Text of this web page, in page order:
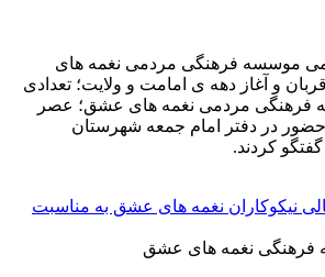
موسسه فرهنگی مردمی نغمه های
و آغاز دهه ی امامت و ولایت؛ تعدادی
فرهنگی مردمی نغمه های عشق؛ عصر
با حضور در دفتر امام جمعه شهرستان
کردند.
فرهنگی نغمه های عشق